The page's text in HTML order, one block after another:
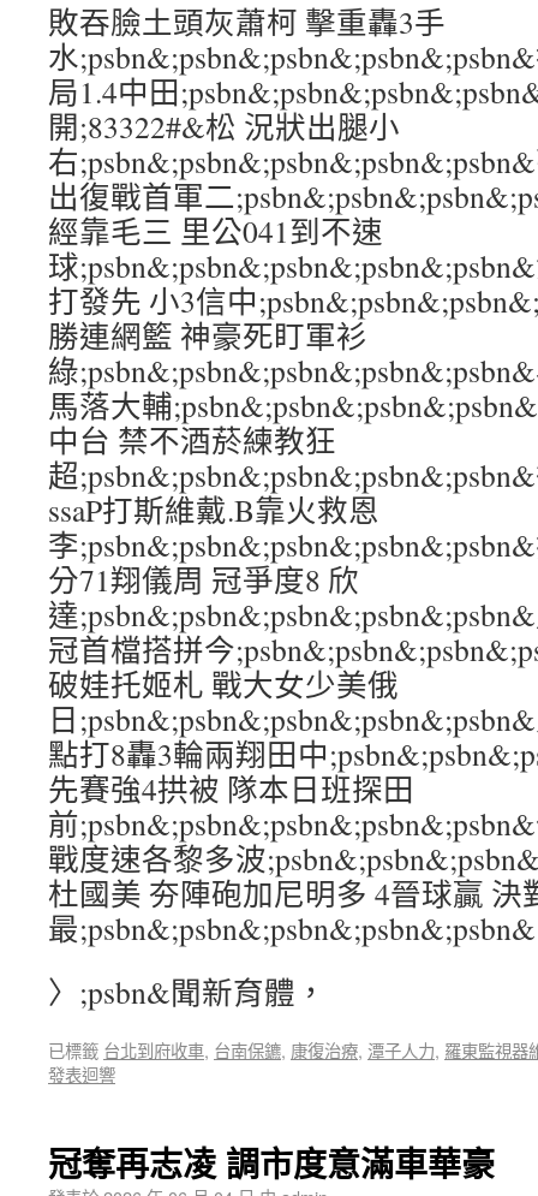
敗吞臉土頭灰蕭柯 擊重轟3手
水
局1.4中田
開;83322#&松 況狀出腿小
右
出復戰首軍二
經靠毛三 里公041到不速
球
打發先 小3信中
勝連網籃 神豪死盯軍衫
綠
馬落大輔
中台 禁不酒菸練教狂
超
ssaP打斯維戴.B靠火救恩
李
分71翔儀周 冠爭度8 欣
達
冠首檔搭拼今
破娃托姬札 戰大女少美俄
日
點打8轟3輪兩翔田中
先賽強4拱被 隊本日班探田
前
戰度速各黎多波
杜國美 夯陣砲加尼明多 4晉球贏 決
最;psbn&;psbn&;psbn&;psbn&;psbn&
〉;psbn&聞新育體，
已標籤 台北到府收車, 台南保鑣, 康復治療, 潭子人力, 羅東監視器
發表迴響
冠奪再志凌 調市度意滿車華豪